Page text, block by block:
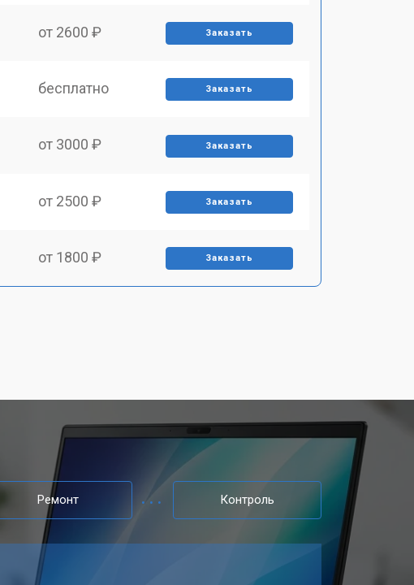
от 2600 ₽ Заказать
бесплатно Заказать
от 3000 ₽ Заказать
от 2500 ₽ Заказать
от 1800 ₽ Заказать
от 2250 ₽ Заказать
от 950 ₽ Заказать
от 2300 ₽
Ремонт Контроль